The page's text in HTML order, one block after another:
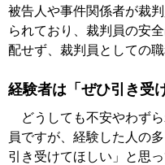
被告人や事件関係者が裁
られており、裁判員の安
配せず、裁判員としての
経験者は「ぜひ引き受
どうしても不安やわずら
員ですが、経験した人の
引き受けてほしい」と思っ